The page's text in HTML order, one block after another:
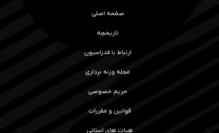
صفحه اصلی
تاریخچه
ارتباط با فدراسیون
مجله وزنه برداری
حریم خصوصی
قوانین و مقررات
هیات های استانی